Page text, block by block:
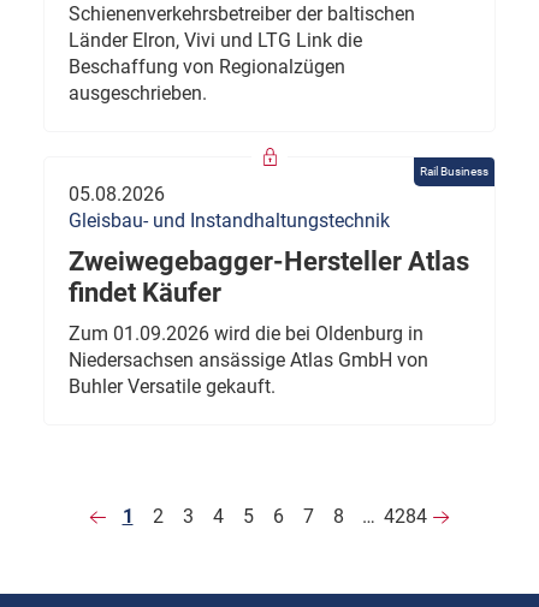
Schienenverkehrsbetreiber der baltischen
Länder Elron, Vivi und LTG Link die
Beschaffung von Regionalzügen
ausgeschrieben.
Rail Business
05.08.2026
Gleisbau- und Instandhaltungstechnik
Zweiwegebagger-Hersteller Atlas
findet Käufer
Zum 01.09.2026 wird die bei Oldenburg in
Niedersachsen ansässige Atlas GmbH von
Buhler Versatile gekauft.
1 2 3 4 5 6 7 8 … 4284